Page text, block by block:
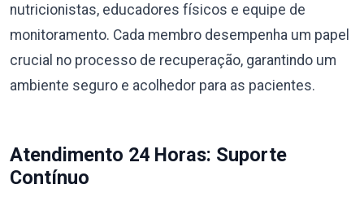
nutricionistas, educadores físicos e equipe de
monitoramento. Cada membro desempenha um papel
crucial no processo de recuperação, garantindo um
ambiente seguro e acolhedor para as pacientes.
Atendimento 24 Horas: Suporte
Contínuo